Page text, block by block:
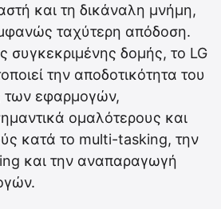
και τη δικάναλη μνήμη,
ταχύτερη απόδοση.
συγκεκριμένης δομής, το LG
την αποδοτικότητα του
των εφαρμογών,
ομαλότερους και
κατά το multi-tasking, την
και την αναπαραγωγή